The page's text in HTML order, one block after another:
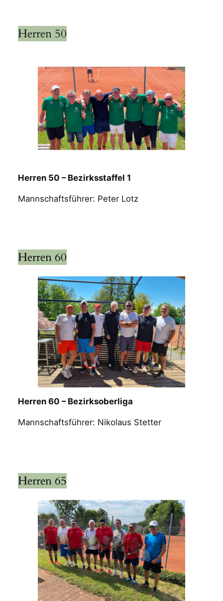
Herren 50
Herren 50 – Bezirksstaffel 1
Mannschaftsführer: Peter Lotz
Herren 60
Herren 60 – Bezirksoberliga
Mannschaftsführer: Nikolaus Stetter
Herren 65